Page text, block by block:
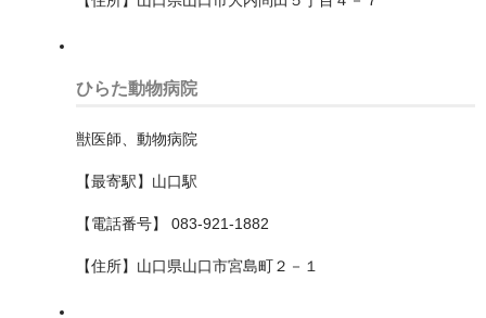
豊島区
青梅市
栃木県
宇都宮市
沖縄県
ひらた動物病院
獣医師、動物病院
【最寄駅】山口駅
【電話番号】 083-921-1882
【住所】山口県山口市宮島町２－１